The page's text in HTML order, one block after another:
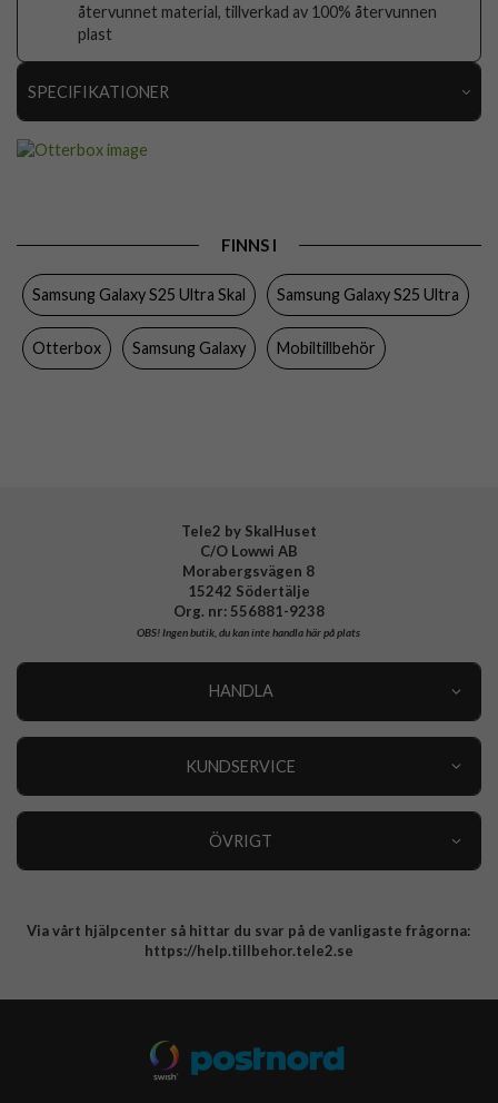
återvunnet material, tillverkad av 100% återvunnen
plast
SPECIFIKATIONER
Stöttålig, Trådlös laddning-kompatibel
Färg Svart
Material Hårdplast (PC), Mjukplast (TPU)
Varumärke
FINNS I
Samsung Galaxy S25 Ultra Skal Samsung Galaxy S25 Ultra
Otterbox Samsung Galaxy Mobiltillbehör
Tele2 by SkalHuset
C/O Lowwi AB
Morabergsvägen 8
15242 Södertälje
Org. nr: 556881-9238
OBS!Ingen butik, du kan inte handla här på plats
HANDLA
KUNDSERVICE
ÖVRIGT
Integritetspolicy
Via vårt hjälpcenter så hittar du svar på de vanligaste frågorna:
https://help.tillbehor.tele2.se